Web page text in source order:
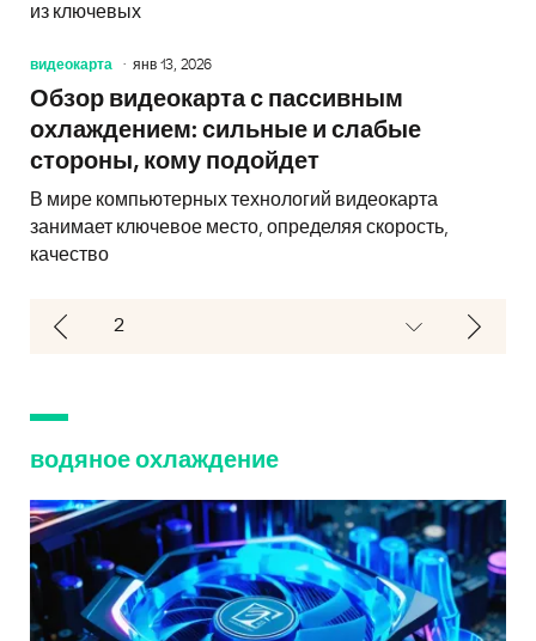
из ключевых
видеокарта янв 13, 2026
Обзор видеокарта с пассивным
охлаждением: сильные и слабые
стороны, кому подойдет
В мире компьютерных технологий видеокарта
занимает ключевое место, определяя скорость,
качество
водяное охлаждение